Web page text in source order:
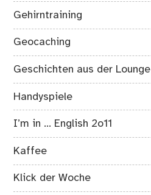
Gehirntraining
Geocaching
Geschichten aus der Lounge
Handyspiele
I’m in … English 2o11
Kaffee
Klick der Woche